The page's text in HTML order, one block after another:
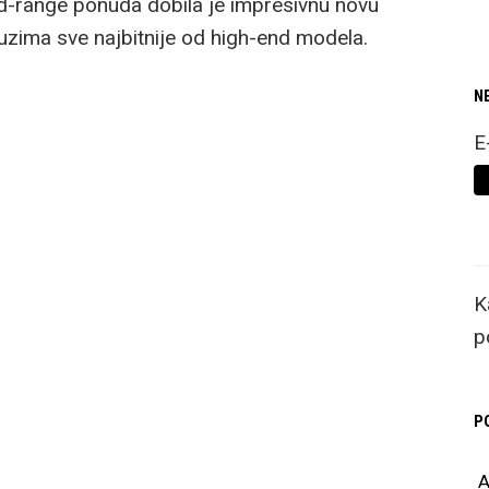
range ponuda dobila je impresivnu novu
sve najbitnije od high-end modela.